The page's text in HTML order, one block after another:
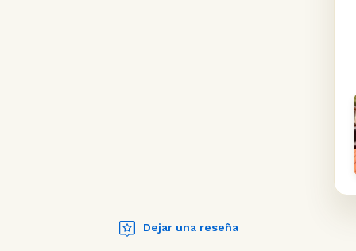
Dejar una reseña